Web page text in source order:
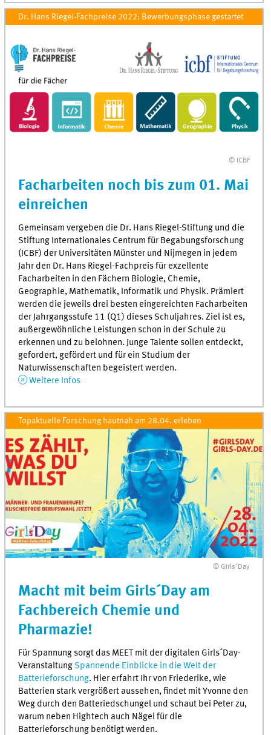
Dr. Hans Riegel-Fachpreise 2022: Bewerbungsphase gestartet
© ICBF
Facharbeiten noch bis zum 01. Mai
einreichen
Gemeinsam vergeben die Dr. Hans Riegel-Stiftung und die
Stiftung Internationales Centrum für Begabungsforschung
(ICBF) der Universitäten Münster und Nijmegen in jedem
Jahr den Dr. Hans Riegel-Fachpreis für exzellente
Facharbeiten in den Fächern Biologie, Chemie,
Geographie, Mathematik, Informatik und Physik. Prämiert
werden die jeweils drei besten eingereichten Facharbeiten
der Jahrgangsstufe 11 (Q1) dieses Schuljahres. Ziel ist es,
außergewöhnliche Leistungen schon in der Schule zu
erkennen und zu belohnen. Junge Talente sollen entdeckt,
gefordert, gefördert und für ein Studium der
Naturwissenschaften begeistert werden.
Weitere Infos
Topaktuelle Forschung hautnah am 28.04. erleben
© Girls´Day
Macht mit beim Girls´Day am
Fachbereich Chemie und
Pharmazie!
Für Spannung sorgt das MEET mit der digitalen Girls´Day-
Veranstaltung Spannende Einblicke in die Welt der
Batterieforschung. Hier erfahrt Ihr von Friederike, wie
Batterien stark vergrößert aussehen, findet mit Yvonne den
Weg durch den Batteriedschungel und schaut bei Peter zu,
warum neben Hightech auch Nägel für die
Batterieforschung benötigt werden.